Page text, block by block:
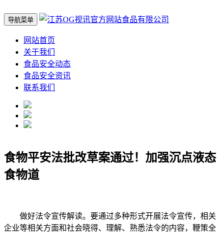
导航菜单
网站首页
关于我们
食品安全动态
食品安全资讯
联系我们
食物平安法批改草案通过！加强沉点液态
食物道
做好法令宣传解读。要通过多种形式开展法令宣传，相关
企业等相关方面和社会晓得、理解、熟悉法令的内容，鞭策全